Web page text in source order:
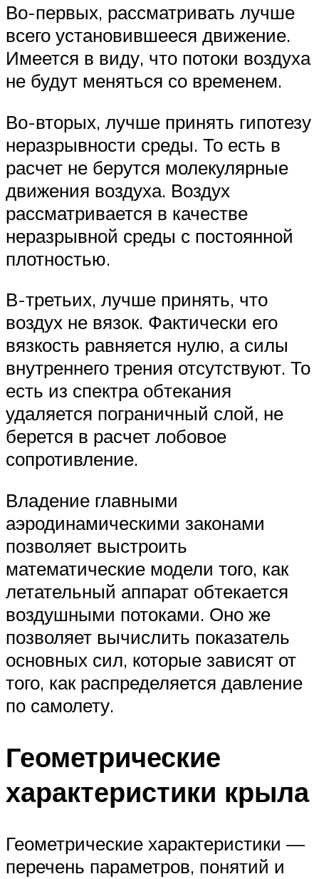
Во-первых, рассматривать лучше
всего установившееся движение.
Имеется в виду, что потоки воздуха
не будут меняться со временем.
Во-вторых, лучше принять гипотезу
неразрывности среды. То есть в
расчет не берутся молекулярные
движения воздуха. Воздух
рассматривается в качестве
неразрывной среды с постоянной
плотностью.
В-третьих, лучше принять, что
воздух не вязок. Фактически его
вязкость равняется нулю, а силы
внутреннего трения отсутствуют. То
есть из спектра обтекания
удаляется пограничный слой, не
берется в расчет лобовое
сопротивление.
Владение главными
аэродинамическими законами
позволяет выстроить
математические модели того, как
летательный аппарат обтекается
воздушными потоками. Оно же
позволяет вычислить показатель
основных сил, которые зависят от
того, как распределяется давление
по самолету.
Геометрические
характеристики крыла
Геометрические характеристики —
перечень параметров, понятий и